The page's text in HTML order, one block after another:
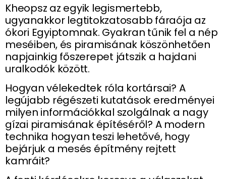
Kheopsz az egyik legismertebb,
ugyanakkor legtitokzatosabb fáraója az
ókori Egyiptomnak. Gyakran tűnik fel a nép
meséiben, és piramisának köszönhetően
napjainkig főszerepet játszik a hajdani
uralkodók között.
Hogyan vélekedtek róla kortársai? A
legújabb régészeti kutatások eredményei
milyen információkkal szolgálnak a nagy
gízai piramisának építéséről? A modern
technika hogyan teszi lehetővé, hogy
bejárjuk a mesés építmény rejtett
kamráit?